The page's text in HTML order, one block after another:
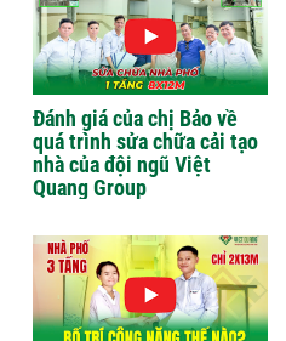
Đánh giá của chị Bảo về
quá trình sửa chữa cải tạo
nhà của đội ngũ Việt
Quang Group